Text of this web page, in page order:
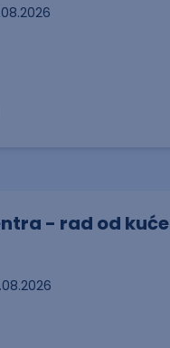
- rad od kuće